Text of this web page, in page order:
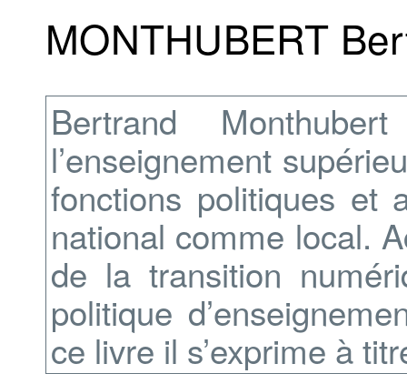
MONTHUBERT
Bertrand
l’enseignement
fonctions politiques et
national comme local.
de la transition
politique
ce livre il s’exprime à